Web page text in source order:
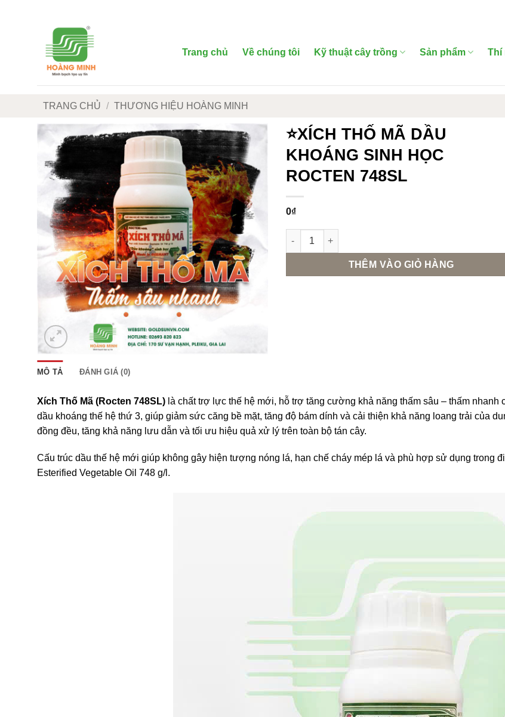
Trang chủ Về chúng tôi Kỹ thuật cây trồng Sản phẩm Thí
TRANG CHỦ / THƯƠNG HIỆU HOÀNG MINH
⭐XÍCH THỐ MÃ DẦU
KHOÁNG SINH HỌC
ROCTEN 748SL
0₫
⭐XÍCH THỐ MÃ DẦU KHOÁNG SINH HỌC ROCTEN
THÊM VÀO GIỎ HÀNG
MÔ TẢ ĐÁNH GIÁ (0)
Xích Thố Mã (Rocten 748SL) là chất trợ lực thế hệ mới, hỗ trợ tăng cường khả năng thấm sâu – thấm
dầu khoáng thế hệ thứ 3, giúp giảm sức căng bề mặt, tăng độ bám dính và cải thiện khả năng loang trải của
đồng đều, tăng khả năng lưu dẫn và tối ưu hiệu quả xử lý trên toàn bộ tán cây.
Cấu trúc dầu thế hệ mới giúp không gây hiện tượng nóng lá, hạn chế cháy mép lá và phù hợp sử dụng trong
Esterified Vegetable Oil 748 g/l.